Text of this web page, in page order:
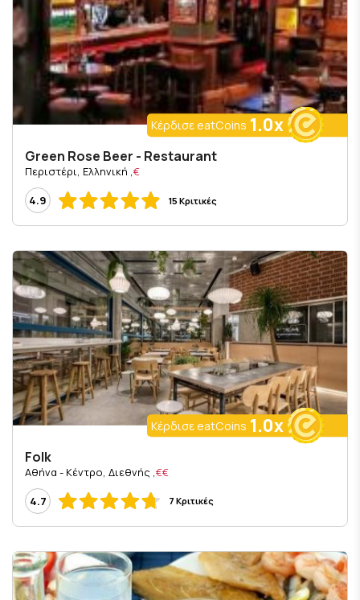
Κέρδισε eatCoins 1.0x
Green Rose Beer - Restaurant
€
, Περιστέρι, Ελληνική
4.9
15 Κριτικές
Κέρδισε eatCoins 1.0x
Folk
€€
, Αθήνα - Κέντρο, Διεθνής
4.7
7 Κριτικές